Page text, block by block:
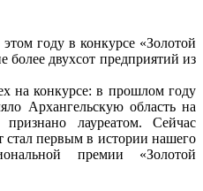
году в конкурсе «Золотой
двухсот предприятий из
на конкурсе: в прошлом году
Архангельскую область на
лауреатом. Сейчас
стал первым в истории нашего
премии «Золотой